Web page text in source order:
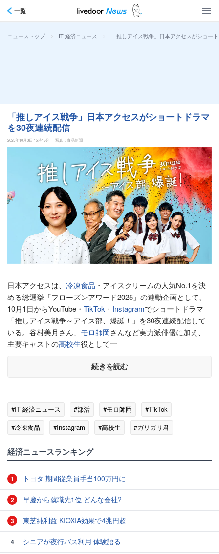
一覧
ニューストップ > IT 経済ニュース > 「推しアイス戦争」日本アクセスがショー
「推しアイス戦争」日本アクセスがショートドラマ
を30夜連続配信
2025年10月3日 15時16分 写真：食品新聞
日本アクセスは、 冷凍食品 ・アイスクリームの人気No.1を決
める総選挙「フローズンアワード2025」の連動企画として、
10月1日からYouTube・ TikTok ・ Instagramでショートドラマ
「推しアイス戦争～アイス部、爆誕！」を30夜連続配信して
いる。谷村美月さん、 モロ師岡さんなど実力派俳優に加え、
主要キャストの高校生役として一
続きを読む
#IT 経済ニュース #部活 #モロ師岡
#TikTok
#冷凍食品
#Instagram #高校生 #ガリガリ君
経済ニュースランキング
1 トヨタ 期間従業員手当100万円に
2 早慶から就職先1位 どんな会社?
3 東芝純利益 KIOXIA効果で4兆円超
4 シニアが夜行バス利用 体験語る